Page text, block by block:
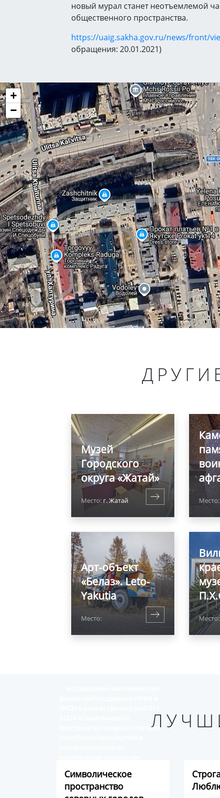
новый мурал станет неотъемлемой
общественного пространства.
https://uaig.sakha.gov.ru/news/front/
обращения: 20.01.2021)
+
−
Музей
Городского
округа «Жатай»
Место: г. Жатай Место:
Арт-объект
«Белаз». Leto-
Yakutia
Место:
Символическое
пространство
пространство северных городов
Виртуальный альбом историко-